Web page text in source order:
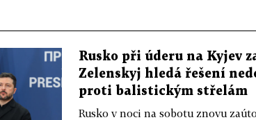
Rusko při úderu na Kyjev
Zelenskyj hledá řešení
proti balistickým střelám
Rusko v noci na sobotu znovu